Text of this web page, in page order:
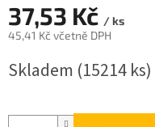
37,53 Kč / ks
45,41 Kč včetně DPH
cena:
Skladem (15214 ks)